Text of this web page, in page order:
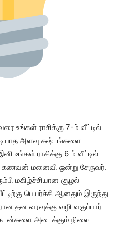
உங்கள் ராசிக்கு 7-ம் வீட்டில்
அளவு கஷ்டங்களை
உங்கள் ராசிக்கு 6 ம் வீட்டில்
கணவன் மனைவி ஒன்று சேருவர்.
மகிழ்ச்சியான சூழல்
பெயர்ச்சி ஆனதும் இருந்து
தன வரவுக்கு வழி வகுப்பார்
அடைக்கும் நிலை